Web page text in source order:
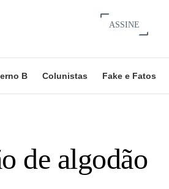
ASSINE
B Colunistas Fake e Fatos
de algodão